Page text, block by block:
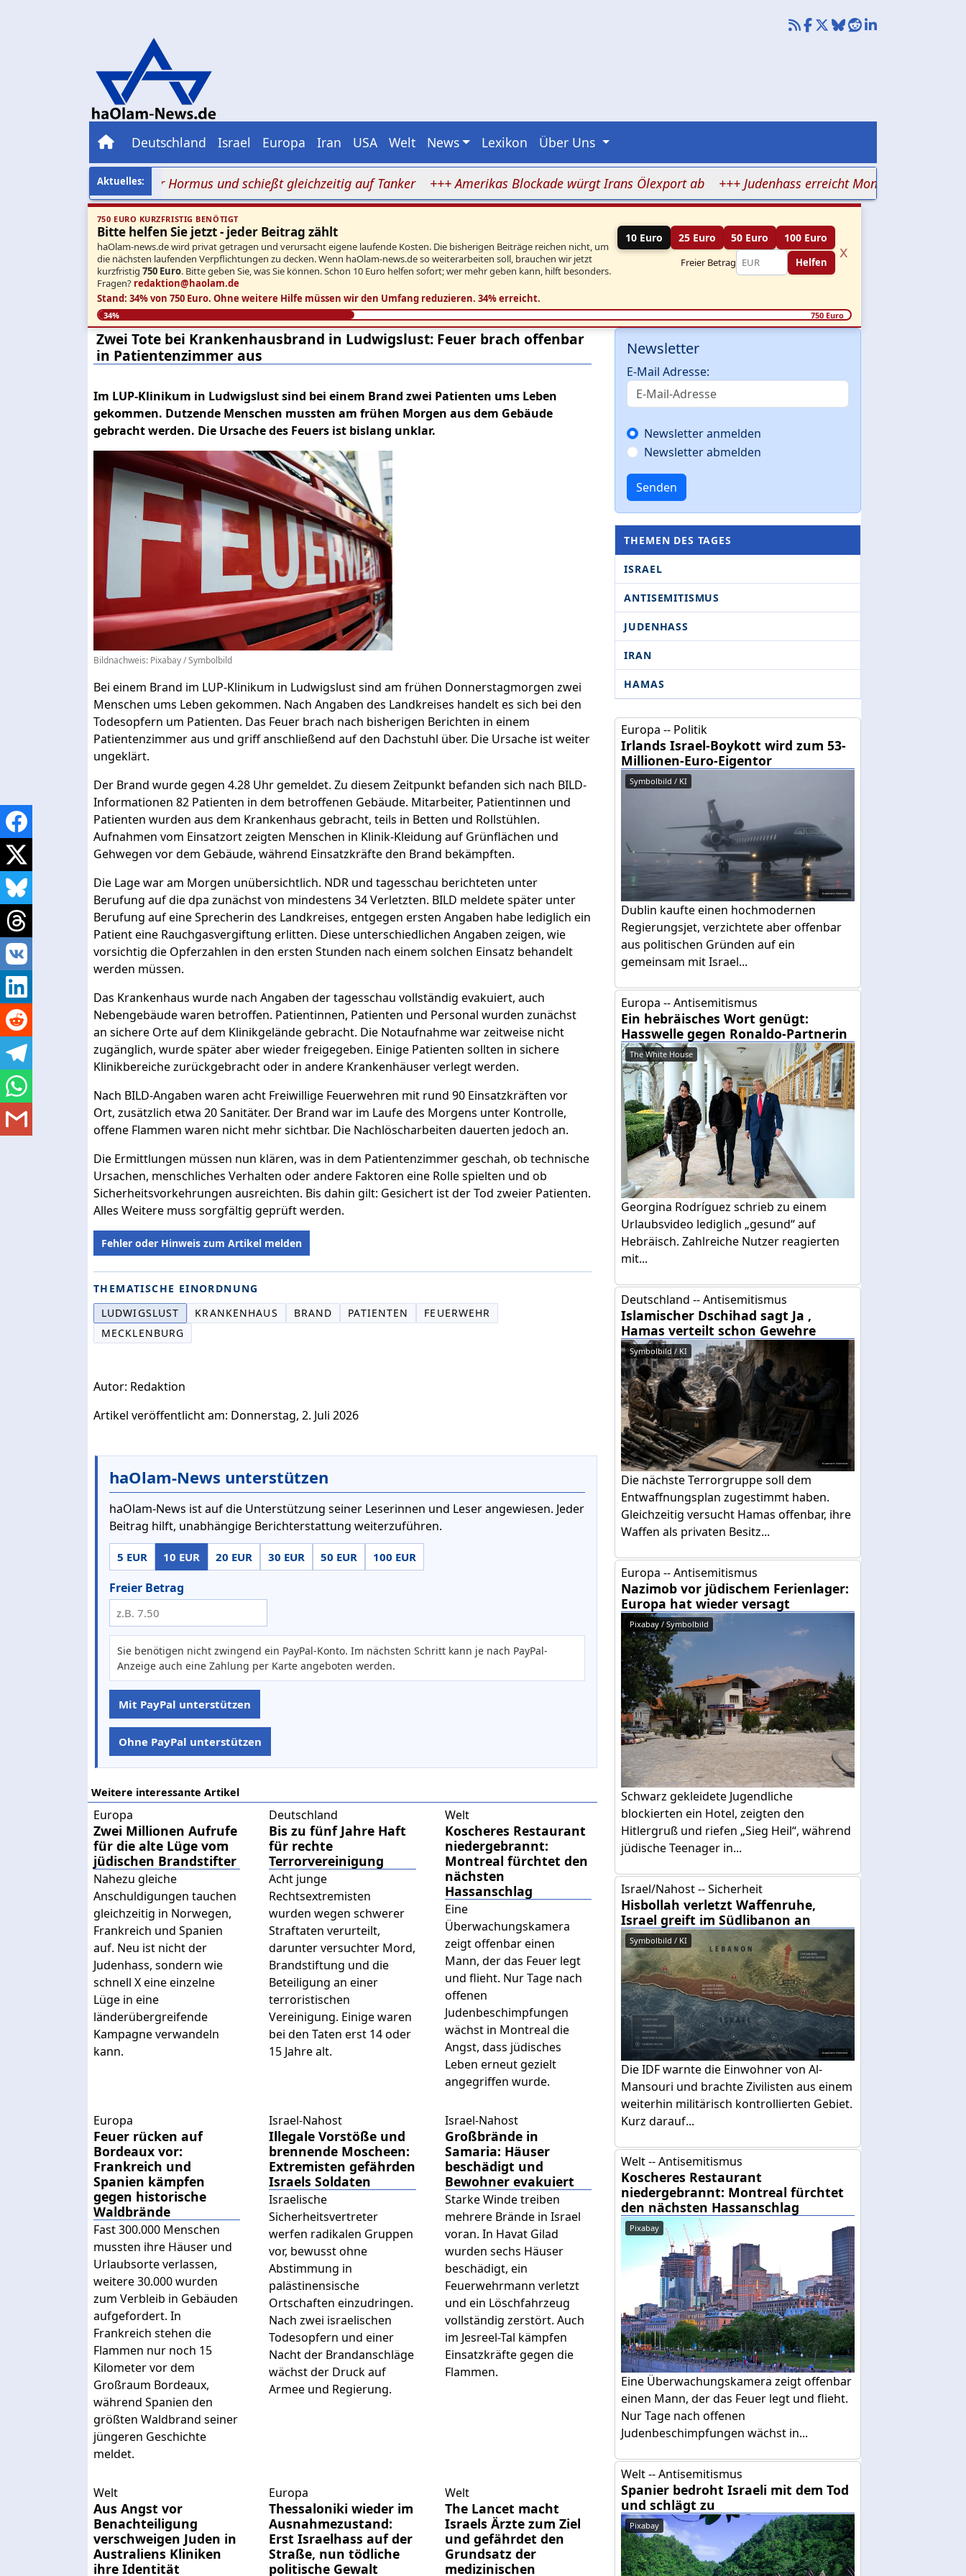
Deutschland Israel Europa Iran USA Welt News Lexikon Über Uns
verhandelt über Hormus und schießt gleichzeitig auf Tanker +++ Amerikas Blockade würgt Irans Ölexport ab +++ Judenhass erreicht Montenegros
750 EURO KURZFRISTIG BENÖTIGT
Bitte helfen Sie jetzt - jeder Beitrag zählt
haOlam-news.de wird privat getragen und verursacht eigene laufende Kosten. Die bisherigen Beiträge reichen nicht, um
die nächsten laufenden Verpflichtungen zu decken. Wenn haOlam-news.de so weiterarbeiten soll, brauchen wir jetzt
kurzfristig 750 Euro. Bitte geben Sie, was Sie können. Schon 10 Euro helfen sofort; wer mehr geben kann, hilft besonders.
Fragen? redaktion@haolam.de
10 Euro 25 Euro 50 Euro 100 Euro
Freier Betrag Helfen
x
Stand: 34% von 750 Euro. Ohne weitere Hilfe müssen wir den Umfang reduzieren. 34% erreicht.
34% 750 Euro
Zwei Tote bei Krankenhausbrand in Ludwigslust: Feuer brach offenbar
in Patientenzimmer aus
Im LUP-Klinikum in Ludwigslust sind bei einem Brand zwei Patienten ums Leben
gekommen. Dutzende Menschen mussten am frühen Morgen aus dem Gebäude
gebracht werden. Die Ursache des Feuers ist bislang unklar.
Bildnachweis: Pixabay/ Symbolbild
Bei einem Brand im LUP-Klinikum in Ludwigslust sind am frühen Donnerstagmorgen zwei
Menschen ums Leben gekommen. Nach Angaben des Landkreises handelt es sich bei den
Todesopfern um Patienten. Das Feuer brach nach bisherigen Berichten in einem
Patientenzimmer aus und griff anschließend auf den Dachstuhl über. Die Ursache ist weiter
ungeklärt.
Der Brand wurde gegen 4.28 Uhr gemeldet. Zu diesem Zeitpunkt befanden sich nach BILD-
Informationen 82 Patienten in dem betroffenen Gebäude. Mitarbeiter, Patientinnen und
Patienten wurden aus dem Krankenhaus gebracht, teils in Betten und Rollstühlen.
Aufnahmen vom Einsatzort zeigten Menschen in Klinik-Kleidung auf Grünflächen und
Gehwegen vor dem Gebäude, während Einsatzkräfte den Brand bekämpften.
Die Lage war am Morgen unübersichtlich. NDR und tagesschau berichteten unter
Berufung auf die dpa zunächst von mindestens 34 Verletzten. BILD meldete später unter
Berufung auf eine Sprecherin des Landkreises, entgegen ersten Angaben habe lediglich ein
Patient eine Rauchgasvergiftung erlitten. Diese unterschiedlichen Angaben zeigen, wie
vorsichtig die Opferzahlen in den ersten Stunden nach einem solchen Einsatz behandelt
werden müssen.
Das Krankenhaus wurde nach Angaben der tagesschau vollständig evakuiert, auch
Nebengebäude waren betroffen. Patientinnen, Patienten und Personal wurden zunächst
an sichere Orte auf dem Klinikgelände gebracht. Die Notaufnahme war zeitweise nicht
zugänglich, wurde später aber wieder freigegeben. Einige Patienten sollten in sichere
Klinikbereiche zurückgebracht oder in andere Krankenhäuser verlegt werden.
Nach BILD-Angaben waren acht Freiwillige Feuerwehren mit rund 90 Einsatzkräften vor
Ort, zusätzlich etwa 20 Sanitäter. Der Brand war im Laufe des Morgens unter Kontrolle,
offene Flammen waren nicht mehr sichtbar. Die Nachlöscharbeiten dauerten jedoch an.
Die Ermittlungen müssen nun klären, was in dem Patientenzimmer geschah, ob technische
Ursachen, menschliches Verhalten oder andere Faktoren eine Rolle spielten und ob
Sicherheitsvorkehrungen ausreichten. Bis dahin gilt: Gesichert ist der Tod zweier Patienten.
Alles Weitere muss sorgfältig geprüft werden.
Fehler oder Hinweis zum Artikel melden
THEMATISCHE EINORDNUNG
LUDWIGSLUST
KRANKENHAUS BRAND PATIENTEN
FEUERWEHR
MECKLENBURG
Autor: Redaktion
Artikel veröffentlicht am: Donnerstag, 2. Juli 2026
haOlam-News unterstützen
haOlam-News ist auf die Unterstützung seiner Leserinnen und Leser angewiesen. Jeder
Beitrag hilft, unabhängige Berichterstattung weiterzuführen.
5 EUR 10 EUR 20 EUR 30 EUR 50 EUR 100 EUR
Freier Betrag
Sie benötigen nicht zwingend ein PayPal-Konto. Im nächsten Schritt kann je nach PayPal-
Anzeige auch eine Zahlung per Karte angeboten werden.
Mit PayPal unterstützen
Ohne PayPal unterstützen
Weitere interessante Artikel
Europa
Zwei Millionen Aufrufe
für die alte Lüge vom
jüdischen Brandstifter
Nahezu gleiche
Anschuldigungen tauchen
gleichzeitig in Norwegen,
Frankreich und Spanien
auf. Neu ist nicht der
Judenhass, sondern wie
schnell X eine einzelne
Lüge in eine
länderübergreifende
Kampagne verwandeln
kann.
Deutschland
Bis zu fünf Jahre Haft
für rechte
Terrorvereinigung
Acht junge
Rechtsextremisten
wurden wegen schwerer
Straftaten verurteilt,
darunter versuchter Mord,
Brandstiftung und die
Beteiligung an einer
terroristischen
Vereinigung. Einige waren
bei den Taten erst 14 oder
15 Jahre alt.
Welt
Koscheres Restaurant
niedergebrannt:
Montreal fürchtet den
nächsten
Hassanschlag
Eine
Überwachungskamera
zeigt offenbar einen
Mann, der das Feuer legt
und flieht. Nur Tage nach
offenen
Judenbeschimpfungen
wächst in Montreal die
Angst, dass jüdisches
Leben erneut gezielt
angegriffen wurde.
Europa
Feuer rücken auf
Bordeaux vor:
Frankreich und
Spanien kämpfen
gegen historische
Waldbrände
Fast 300.000 Menschen
mussten ihre Häuser und
Urlaubsorte verlassen,
weitere 30.000 wurden
zum Verbleib in Gebäuden
aufgefordert. In
Frankreich stehen die
Flammen nur noch 15
Kilometer vor dem
Großraum Bordeaux,
während Spanien den
größten Waldbrand seiner
jüngeren Geschichte
meldet.
Israel-Nahost
Illegale Vorstöße und
brennende Moscheen:
Extremisten gefährden
Israels Soldaten
Israelische
Sicherheitsvertreter
werfen radikalen Gruppen
vor, bewusst ohne
Abstimmung in
palästinensische
Ortschaften einzudringen.
Nach zwei israelischen
Todesopfern und einer
Nacht der Brandanschläge
wächst der Druck auf
Armee und Regierung.
Israel-Nahost
Großbrände in
Samaria: Häuser
beschädigt und
Bewohner evakuiert
Starke Winde treiben
mehrere Brände in Israel
voran. In Havat Gilad
wurden sechs Häuser
beschädigt, ein
Feuerwehrmann verletzt
und ein Löschfahrzeug
vollständig zerstört. Auch
im Jesreel-Tal kämpfen
Einsatzkräfte gegen die
Flammen.
Welt
Aus Angst vor
Benachteiligung
verschweigen Juden in
Australiens Kliniken
ihre Identität
Europa
Thessaloniki wieder im
Ausnahmezustand:
Erst Israelhass auf der
Straße, nun tödliche
politische Gewalt
Welt
The Lancet macht
Israels Ärzte zum Ziel
und gefährdet den
Grundsatz der
medizinischen
Newsletter
E-Mail Adresse:
Newsletter anmelden
Newsletter abmelden
Senden
THEMEN DES TAGES
ISRAEL
ANTISEMITISMUS
JUDENHASS
IRAN
HAMAS
Europa -- Politik
Irlands Israel-Boykott wird zum 53-
Millionen-Euro-Eigentor
Symbolbild / KI
Dublin kaufte einen hochmodernen
Regierungsjet, verzichtete aber offenbar
aus politischen Gründen auf ein
gemeinsam mit Israel...
Europa -- Antisemitismus
Ein hebräisches Wort genügt:
Hasswelle gegen Ronaldo-Partnerin
The White House
Georgina Rodríguez schrieb zu einem
Urlaubsvideo lediglich „gesund“ auf
Hebräisch. Zahlreiche Nutzer reagierten
mit...
Deutschland -- Antisemitismus
Islamischer Dschihad sagt Ja ,
Hamas verteilt schon Gewehre
Symbolbild / KI
Die nächste Terrorgruppe soll dem
Entwaffnungsplan zugestimmt haben.
Gleichzeitig versucht Hamas offenbar, ihre
Waffen als privaten Besitz...
Europa -- Antisemitismus
Nazimob vor jüdischem Ferienlager:
Europa hat wieder versagt
Pixabay / Symbolbild
Schwarz gekleidete Jugendliche
blockierten ein Hotel, zeigten den
Hitlergruß und riefen „Sieg Heil“, während
jüdische Teenager in...
Israel/Nahost -- Sicherheit
Hisbollah verletzt Waffenruhe,
Israel greift im Südlibanon an
Symbolbild / KI
Die IDF warnte die Einwohner von Al-
Mansouri und brachte Zivilisten aus einem
weiterhin militärisch kontrollierten Gebiet.
Kurz darauf...
Welt -- Antisemitismus
Koscheres Restaurant
niedergebrannt: Montreal fürchtet
den nächsten Hassanschlag
Pixabay
Eine Überwachungskamera zeigt offenbar
einen Mann, der das Feuer legt und flieht.
Nur Tage nach offenen
Judenbeschimpfungen wächst in...
Welt -- Antisemitismus
Spanier bedroht Israeli mit dem Tod
und schlägt zu
Pixabay